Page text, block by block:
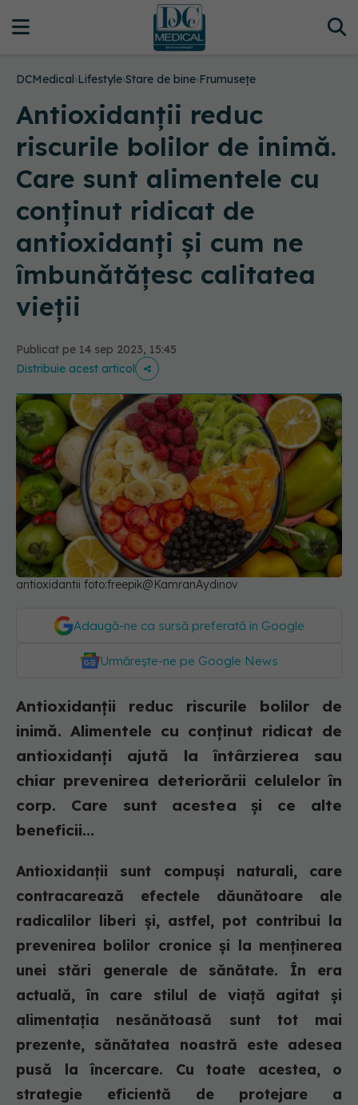
DCMedical›Lifestyle›Stare de bine›Frumusețe
Antioxidanții reduc
riscurile bolilor de inimă.
Care sunt alimentele cu
conținut ridicat de
antioxidanți și cum ne
îmbunătățesc calitatea
vieții
Publicat pe 14 sep 2023, 15:45
Distribuie acest articol
antioxidantii foto:freepik@KamranAydinov
Adaugă-ne ca sursă preferată în Google
Urmărește-ne pe Google News
Antioxidanții reduc riscurile bolilor de
inimă. Alimentele cu conținut ridicat de
antioxidanți ajută la întârzierea sau
chiar prevenirea deteriorării celulelor în
corp. Care sunt acestea și ce alte
beneficii...
Antioxidanții sunt compuși naturali, care
contracarează efectele dăunătoare ale
radicalilor liberi și, astfel, pot contribui la
prevenirea bolilor cronice și la menținerea
unei stări generale de sănătate. În era
actuală, în care stilul de viață agitat și
alimentația nesănătoasă sunt tot mai
prezente, sănătatea noastră este adesea
pusă la încercare. Cu toate acestea, o
strategie eficientă de protejare a